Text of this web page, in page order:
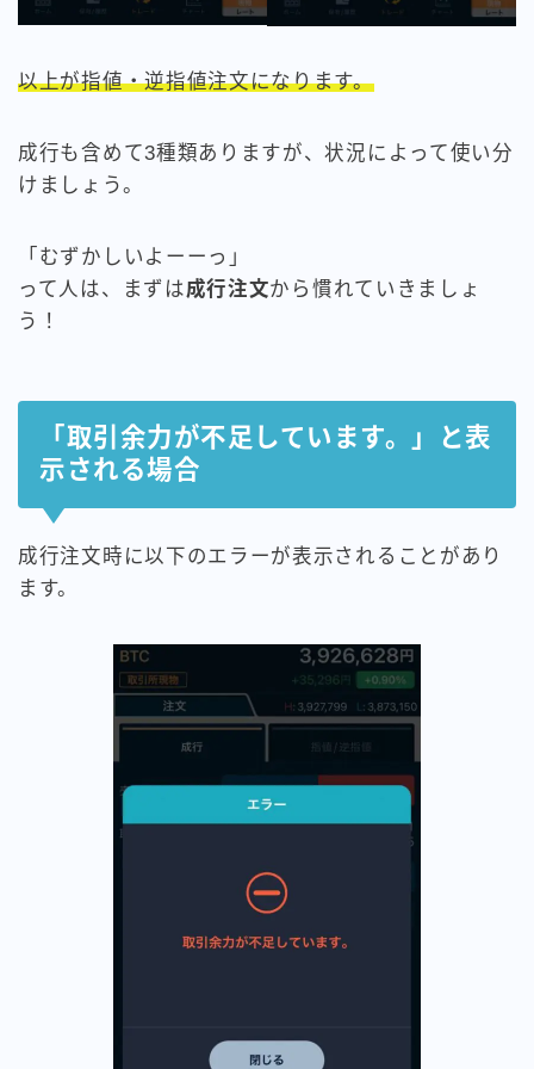
以上が指値・逆指値注文になります。
成行も含めて3種類ありますが、状況によって使い分
けましょう。
「むずかしいよーーっ」
って人は、まずは成行注文から慣れていきましょ
う！
「取引余力が不足しています。」と表
示される場合
成行注文時に以下のエラーが表示されることがあり
ます。